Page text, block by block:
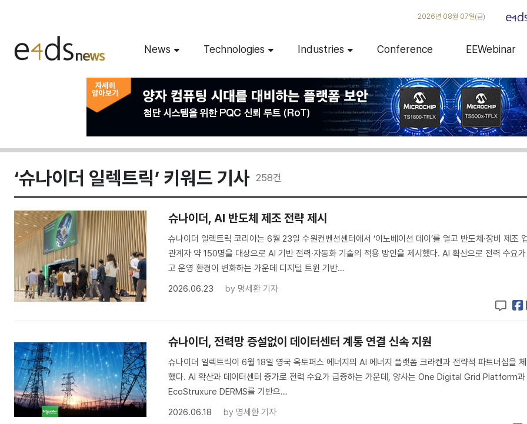
2026년 08월 07일(금)
News Technologies Industries Conference EEWebinar
‘슈나이더 일렉트릭’ 키워드 기사 258건
슈나이더, AI 반도체 제조 전략 제시
슈나이더 일렉트릭 코리아는 6월 23일 수원컨벤션센터에서 ‘이노베이션 데이’를 열고 반도체·장비 제조
관계자 약 150명을 대상으로 AI 기반 전력·자동화 기술의 적용 방안을 제시했다. AI 확산으로 전력 수요
고 운영 환경이 변화하는 가운데 디지털 트윈 기반…
2026.06.23
by 명세환 기자
슈나이더, 전력망 증설없이 데이터센터 계통 연결 신속 지원
슈나이더 일렉트릭이 6월 18일 영국 옥토퍼스 에너지의 AI 에너지 플랫폼 크라켄과 전략적 파트너십을 체
했다. AI 확산과 데이터센터 증가로 전력 수요가 급증하는 가운데, 양사는 One Digital Grid Platform과
EcoStruxure DERMS를 기반으…
2026.06.18
by 명세환 기자